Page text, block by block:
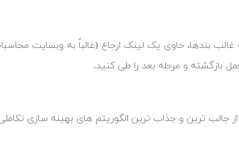
بندها، حاوی یک لینک ارجاع (غالباً به وبسایت
بازگشته و مرحله بعد را طی کنید.
از جالب ترین و جذاب ترین الگوریتم های بهینه سازی